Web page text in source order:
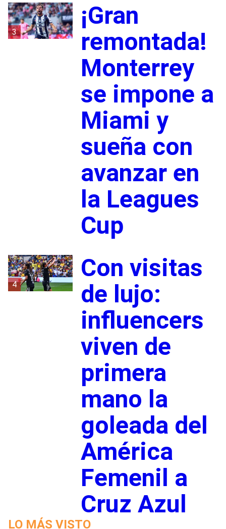
3
¡Gran
remontada!
Monterrey
se impone a
Miami y
sueña con
avanzar en
la Leagues
Cup
4
Con visitas
de lujo:
influencers
viven de
primera
mano la
goleada del
América
Femenil a
Cruz Azul
LO MÁS VISTO